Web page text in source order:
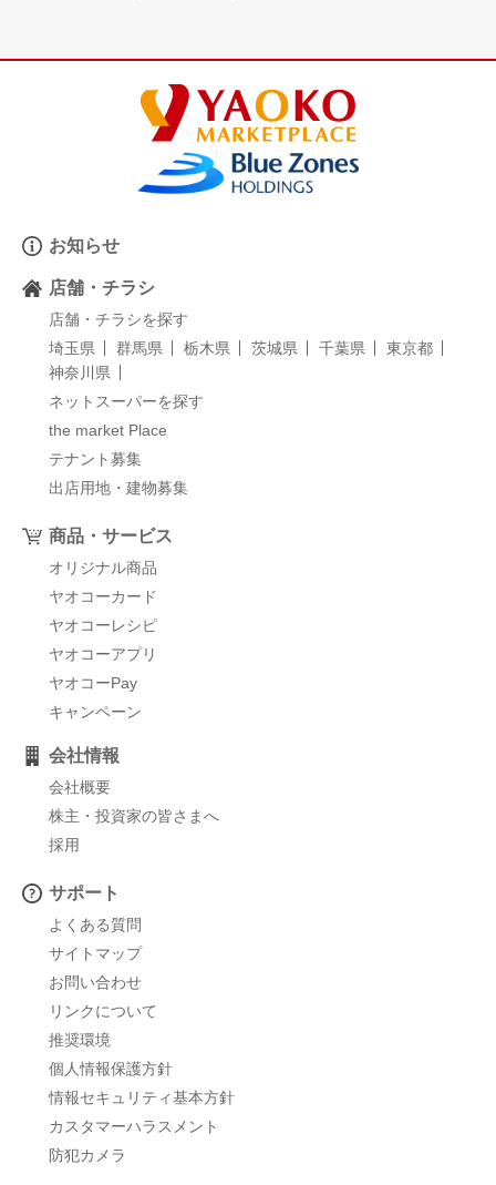
お知らせ
店舗・チラシ
店舗・チラシを探す
埼玉県
群馬県 栃木県 茨城県 千葉県
東京都
神奈川県
ネットスーパーを探す
the market Place
テナント募集
出店用地・建物募集
商品・サービス
オリジナル商品
ヤオコーカード
ヤオコーレシピ
ヤオコーアプリ
ヤオコーPay
キャンペーン
会社情報
会社概要
株主・投資家の皆さまへ
採用
サポート
よくある質問
サイトマップ
お問い合わせ
リンクについて
推奨環境
個人情報保護方針
情報セキュリティ基本方針
カスタマーハラスメント
防犯カメラ